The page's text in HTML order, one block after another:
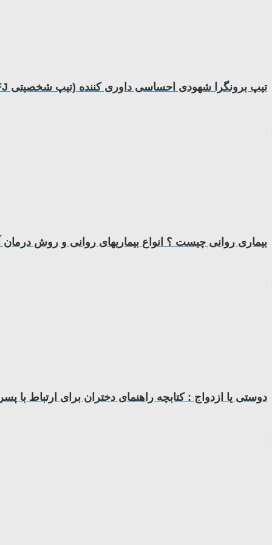
تیپ برونگرا شهودی احساسی داوری کننده (تیپ شخصیتی ENFJ)
بیماری روانی چیست ؟ انواع بیماریهای روانی و روش درمان
دوستی یا ازدواج : کتابچه راهنمای دختران برای ارتباط با